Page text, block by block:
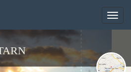
Toggle
Toggle